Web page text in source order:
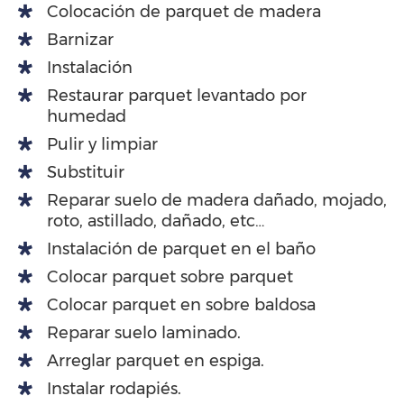
Colocación de parquet de madera
Barnizar
Instalación
Restaurar parquet levantado por
humedad
Pulir y limpiar
Substituir
Reparar suelo de madera dañado, mojado,
roto, astillado, dañado, etc…
Instalación de parquet en el baño
Colocar parquet sobre parquet
Colocar parquet en sobre baldosa
Reparar suelo laminado.
Arreglar parquet en espiga.
Instalar rodapiés.